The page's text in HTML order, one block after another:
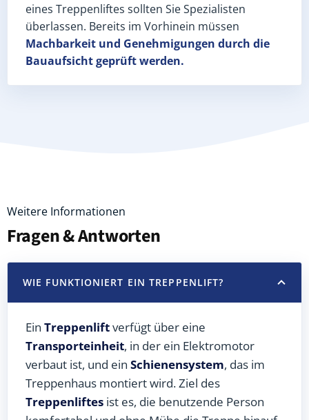
eines Treppenliftes sollten Sie Spezialisten
überlassen. Bereits im Vorhinein müssen
Machbarkeit und Genehmigungen durch die
Bauaufsicht geprüft werden.
Weitere Informationen
Fragen & Antworten
WIE FUNKTIONIERT EIN TREPPENLIFT?
Ein Treppenliftverfügt über eine
Transporteinheit, in der ein Elektromotor
verbaut ist, und ein Schienensystem, das im
Treppenhaus montiert wird. Ziel des
Treppenliftes ist es, die benutzende Person